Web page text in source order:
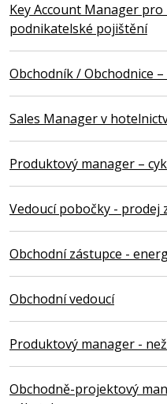
Key Account Manager
podnikatelské pojištění
Obchodník / Obchodnice
Sales Manager v
Produktový manager –
Vedoucí pobočky - prodej
Obchodní zástupce -
Obchodní vedoucí
Produktový manager -
Obchodně-projektový